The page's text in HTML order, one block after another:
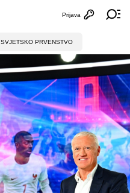
Otvori
Prijava
SVJETSKO PRVENSTVO